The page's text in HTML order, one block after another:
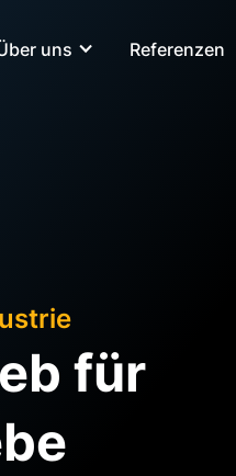
uns Referenzen
für